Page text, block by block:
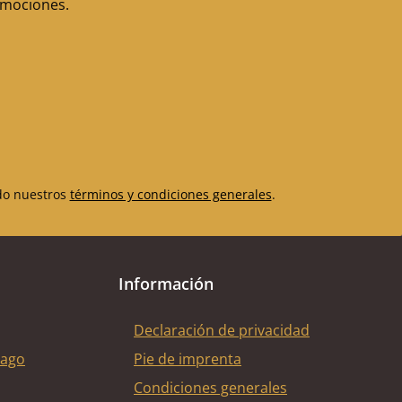
nuestros términos y condiciones generales.
Información
Declaración de privacidad
Pie de imprenta
Condiciones generales